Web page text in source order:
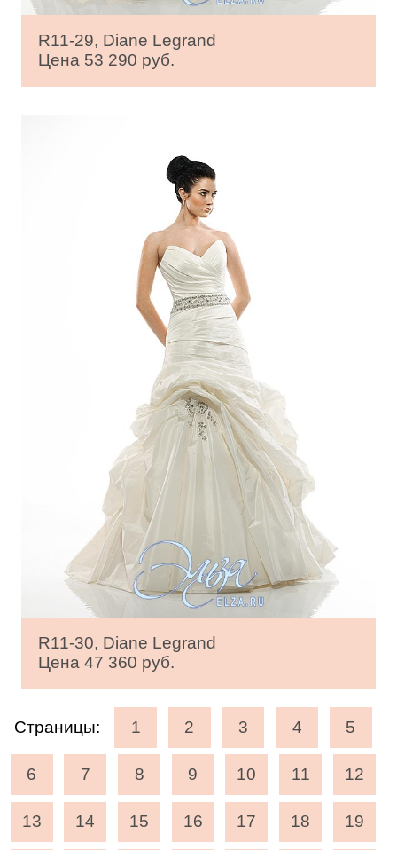
R11-29, Diane Legrand
Цена 53 290 руб.
R11-30, Diane Legrand
Цена 47 360 руб.
Страницы: 1 2 3 4 5
6 7 8 9 10 11 12
13 14 15 16 17 18 19